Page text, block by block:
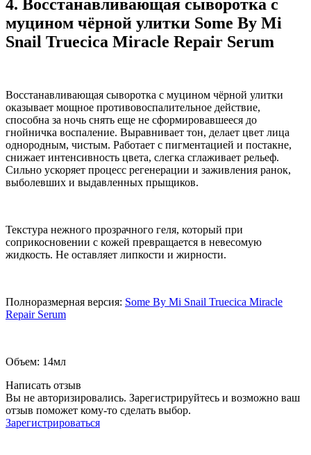
4. Восстанавливающая сыворотка с
муцином чёрной улитки Some By Mi
Snail Truecica Miracle Repair Serum
Восстанавливающая сыворотка с муцином чёрной улитки
оказывает мощное противовоспалительное действие,
способна за ночь снять еще не сформировавшееся до
гнойничка воспаление. Выравнивает тон, делает цвет лица
однородным, чистым. Работает с пигментацией и постакне,
снижает интенсивность цвета, слегка сглаживает рельеф.
Сильно ускоряет процесс регенерации и заживления ранок,
выболевших и выдавленных прыщиков.
Текстура нежного прозрачного геля, который при
соприкосновении с кожей превращается в невесомую
жидкость. Не оставляет липкости и жирности.
Полноразмерная версия: Some By Mi Snail Truecica Miracle
Repair Serum
Объем: 14мл
Написать отзыв
Вы не авторизировались. Зарегистрируйтесь и возможно ваш
отзыв поможет кому-то сделать выбор.
Зарегистрироваться